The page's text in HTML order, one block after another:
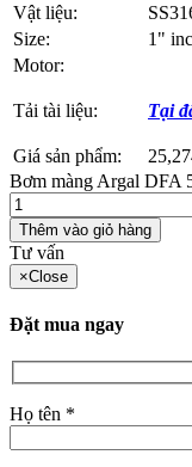
Vật liệu:
Size:
1"
Motor:
Tải tài liệu: Tại
Giá sản phẩm:
Bơm màng Argal DFA
Thêm vào giỏ hàng
Tư vấn
×Close
Đặt mua ngay
Họ tên *